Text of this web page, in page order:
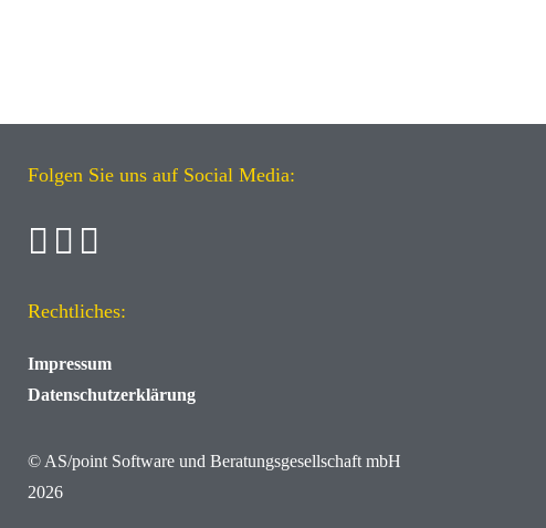
Folgen Sie uns auf Social Media:
Rechtliches:
Impressum
Datenschutzerklärung
© AS/point Software und Beratungsgesellschaft mbH
2026